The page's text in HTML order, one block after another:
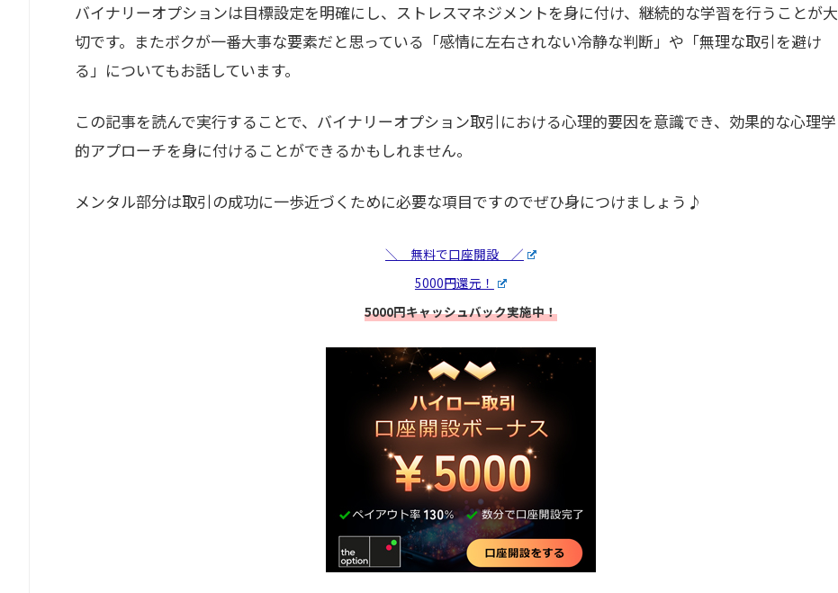
バイナリーオプションは目標設定を明確にし、ストレスマネジメントを身に付け、継続的な学習を行うことが大
切です。またボクが一番大事な要素だと思っている「感情に左右されない冷静な判断」や「無理な取引を避け
る」についてもお話しています。
この記事を読んで実行することで、バイナリーオプション取引における心理的要因を意識でき、効果的な心理学
的アプローチを身に付けることができるかもしれません。
メンタル部分は取引の成功に一歩近づくために必要な項目ですのでぜひ身につけましょう♪
＼ 無料で口座開設 ／
5000円還元！
5000円キャッシュバック実施中！